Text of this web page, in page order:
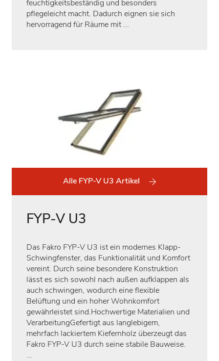
feuchtigkeitsbeständig und besonders
pflegeleicht macht. Dadurch eignen sie sich
hervorragend für Räume mit ...
Alle FYP-V U3 Artikel
FYP-V U3
Das Fakro FYP-V U3 ist ein modernes Klapp-
Schwingfenster, das Funktionalität und Komfort
vereint. Durch seine besondere Konstruktion
lässt es sich sowohl nach außen aufklappen als
auch schwingen, wodurch eine flexible
Belüftung und ein hoher Wohnkomfort
gewährleistet sind.Hochwertige Materialien und
VerarbeitungGefertigt aus langlebigem,
mehrfach lackiertem Kiefernholz überzeugt das
Fakro FYP-V U3 durch seine stabile Bauweise.
...